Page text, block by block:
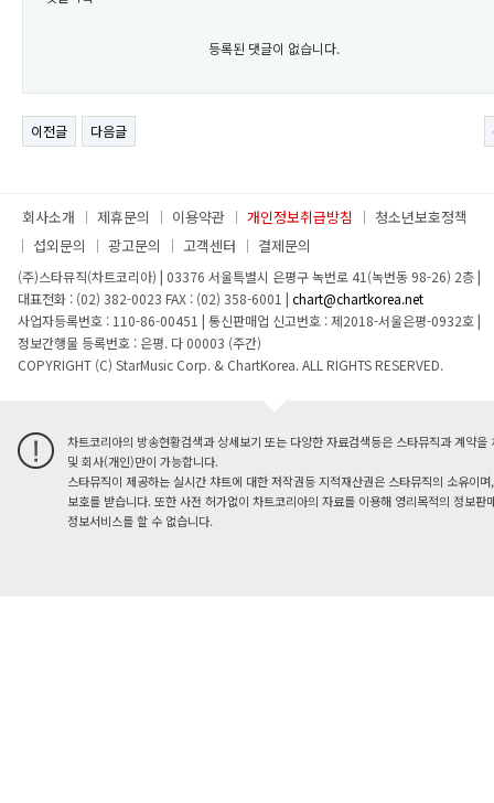
등록된 댓글이 없습니다.
이전글 다음글
회사소개 제휴문의 이용약관 개인정보취급방침
청소년보호정책
섭외문의
광고문의 고객센터 결제문의
(주)스타뮤직(차트코리아) | 03376 서울특별시 은평구 녹번로 41(녹번동 98-26) 2층|
대표전화 : (02) 382-0023 FAX : (02) 358-6001 | chart@chartkorea.net
사업자등록번호 : 110-86-00451 | 통신판매업 신고번호 : 제2018-서울은평-0932호|
정보간행물 등록번호 : 은평. 다 00003 (주간)
COPYRIGHT (C) StarMusic Corp. & ChartKorea. ALL RIGHTS RESERVED.
차트코리아의 방송현황검색과 상세보기 또는 다양한 자료검색등은 스타뮤직과 계약을
및 회사(개인)만이 가능합니다.
스타뮤직이 제공하는 실시간 챠트에 대한 저작권등 지적재산권은 스타뮤직의 소유이
보호를 받습니다. 또한 사전 허가없이 차트코리아의 자료를 이용해 영리목적의 정보판
정보서비스를 할 수 없습니다.